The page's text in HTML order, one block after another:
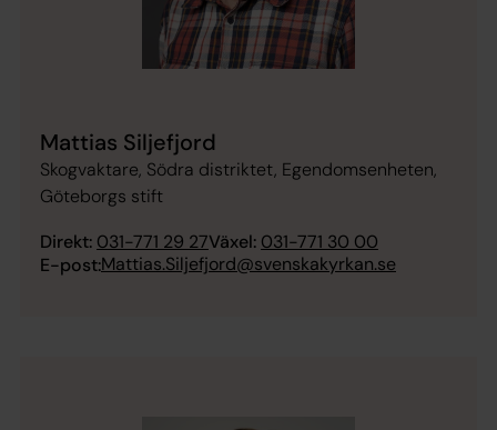
Mattias Siljefjord
Skogvaktare, Södra distriktet, Egendomsenheten,
Göteborgs stift
Direkt: 031-771 29 27Växel: 031-771 30 00
E-post:Mattias.Siljefjord@svenskakyrkan.se